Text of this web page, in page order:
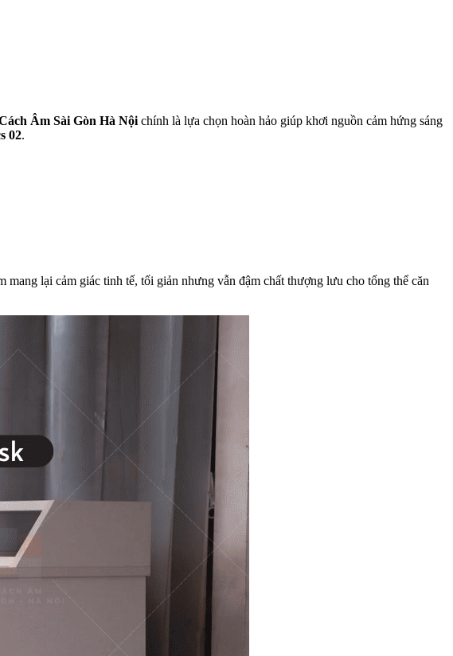
Âm Sài Gòn Hà Nội chính là lựa chọn hoàn hảo giúp khơi nguồn cảm hứng sáng
02.
lại cảm giác tinh tế, tối giản nhưng vẫn đậm chất thượng lưu cho tổng thể căn